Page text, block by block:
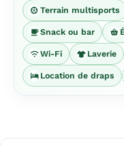
Terrain multisports
Snack ou bar
Wi-Fi Laverie
Location de draps